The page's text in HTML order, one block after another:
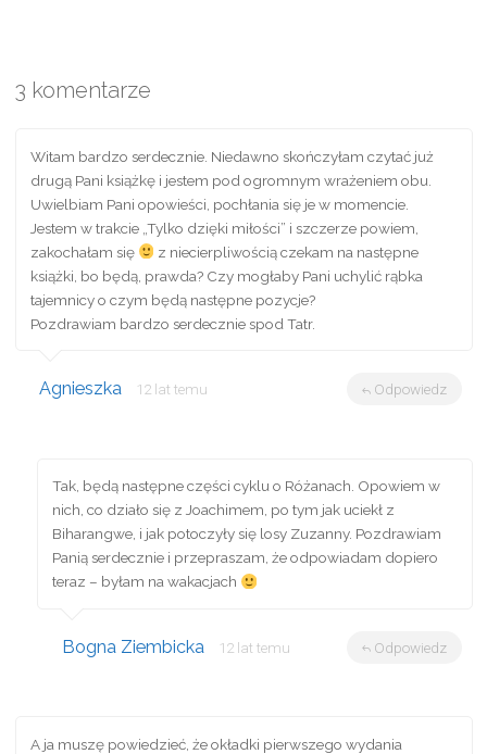
3 komentarze
Witam bardzo serdecznie. Niedawno skończyłam czytać już
drugą Pani książkę i jestem pod ogromnym wrażeniem obu.
Uwielbiam Pani opowieści, pochłania się je w momencie.
Jestem w trakcie „Tylko dzięki miłości” i szczerze powiem,
zakochałam się
z niecierpliwością czekam na następne
książki, bo będą, prawda? Czy mogłaby Pani uchylić rąbka
tajemnicy o czym będą następne pozycje?
Pozdrawiam bardzo serdecznie spod Tatr.
Agnieszka 12 lat temu Odpowiedz
Tak, będą następne części cyklu o Różanach. Opowiem w
nich, co działo się z Joachimem, po tym jak uciekł z
Biharangwe, i jak potoczyły się losy Zuzanny. Pozdrawiam
Panią serdecznie i przepraszam, że odpowiadam dopiero
teraz – byłam na wakacjach
Bogna Ziembicka 12 lat temu Odpowiedz
A ja muszę powiedzieć, że okładki pierwszego wydania